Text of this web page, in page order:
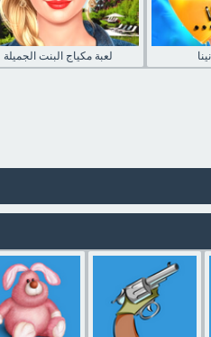
لعبة مكياج البنت الجميلة